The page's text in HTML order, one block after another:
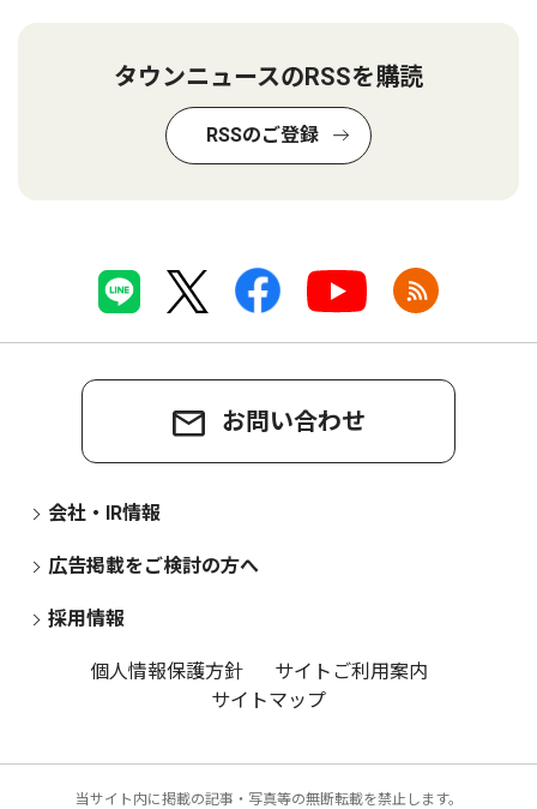
タウンニュースのRSSを購読
RSSのご登録
お問い合わせ
会社・IR情報
広告掲載をご検討の方へ
採用情報
個人情報保護方針
サイトご利用案内
サイトマップ
当サイト内に掲載の記事・写真等の無断転載を禁止します。